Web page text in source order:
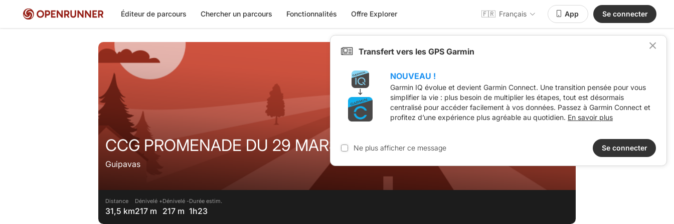
Éditeur de parcours Chercher un parcours Fonctionnalités Offre Explorer 🇫🇷 Français App Se connecter
CCG PROMENADE DU 29 MARS 2026
Guipavas
Distance
31,5 km
Dénivelé +
217 m
Dénivelé -
217 m
Durée estim.
1h23
Transfert vers les GPS Garmin
NOUVEAU !
Garmin IQ évolue et devient Garmin Connect. Une transition pensée pour vous
simplifier la vie : plus besoin de multiplier les étapes, tout est désormais
centralisé pour accéder facilement à vos données. Passez à Garmin Connect et
profitez d’une expérience plus agréable au quotidien. En savoir plus
Ne plus afficher ce message Se connecter